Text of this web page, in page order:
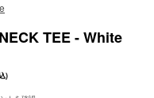
TEE - White
)